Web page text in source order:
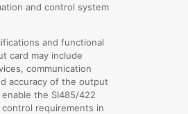
and control system
and functional
card may include
communication
accuracy of the output
the SI485/422
requirements in